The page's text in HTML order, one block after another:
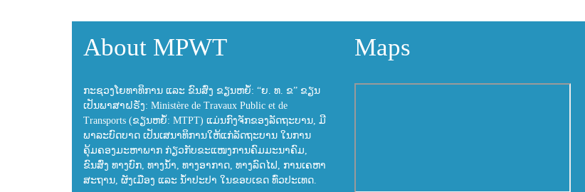
About MPWT
ກະຊວງໂຍທາທິການ ແລະ ຂົນສົ່ງ ຂຽນຫຍໍ້: “ຍ. ທ. ຂ” ຂຽນ
ເປັນພາສາຝຣັ່ງ: Ministère de Travaux Public et de
Transports (ຂຽນຫຍໍ້: MTPT) ແມ່ນກົງຈັກຂອງລັດຖະບານ, ມີ
ພາລະບົດບາດ ເປັນເສນາທິການໃຫ້ແກ່ລັດຖະບານ ໃນການ
ຄຸ້ມຄອງມະຫາພາກ ກ່ຽວກັບຂະແໜງການຄົມມະນາຄົມ,
ຂົນສົ່ງ ທາງບົກ, ທາງນ້ຳ, ທາງອາກາດ, ທາງລົດໄຟ, ການເຄຫາ
ສະຖານ, ຜັງເມືອງ ແລະ ນ້ຳປະປາ ໃນຂອບເຂດ ທົ່ວປະເທດ.
Maps